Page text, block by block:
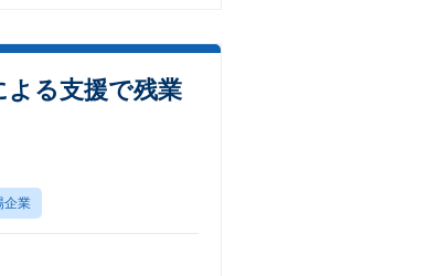
よる支援で残業
企業